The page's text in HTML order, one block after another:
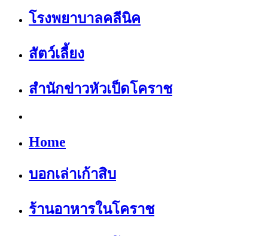
โรงพยาบาลคลีนิค
สัตว์เลี้ยง
สำนักข่าวหัวเป็ดโคราช
Home
บอกเล่าเก้าสิบ
ร้านอาหารในโคราช